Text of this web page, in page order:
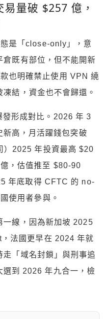
量破 $257 億，
是「close-only」，意
既有部位，但不能開新
也明確禁止使用 VPN 繞
結，資金也不會歸還。
形成對比。2026 年 3
高，月活躍錢包突破
2025 年投資最高 $20
，估值推至 $80-90
年底取得 CFTC 的 no-
使用者參與。
一線，因為新加坡 2025
法國更早在 2024 年就
「域名封鎖」與刑事追
到 2026 年九合一，檢